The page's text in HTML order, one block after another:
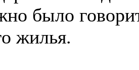
было
жилья.